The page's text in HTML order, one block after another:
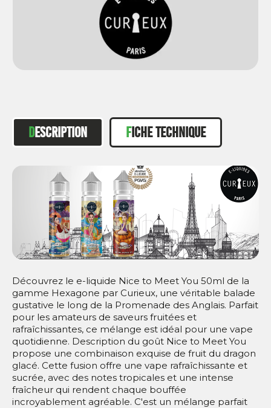
DESCRIPTION FICHE TECHNIQUE
Découvrez le e-liquide Nice to Meet You 50ml de la
gamme Hexagone par Curieux, une véritable balade
gustative le long de la Promenade des Anglais. Parfait
pour les amateurs de saveurs fruitées et
rafraîchissantes, ce mélange est idéal pour une vape
quotidienne. Description du goût Nice to Meet You
propose une combinaison exquise de fruit du dragon
glacé. Cette fusion offre une vape rafraîchissante et
sucrée, avec des notes tropicales et une intense
fraîcheur qui rendent chaque bouffée
incroyablement agréable. C'est un mélange parfait